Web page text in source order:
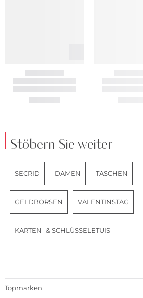
Stöbern Sie weiter
SECRID DAMEN TASCHEN
GELDBÖRSEN VALENTINSTAG
KARTEN- & SCHLÜSSELETUIS
Topmarken